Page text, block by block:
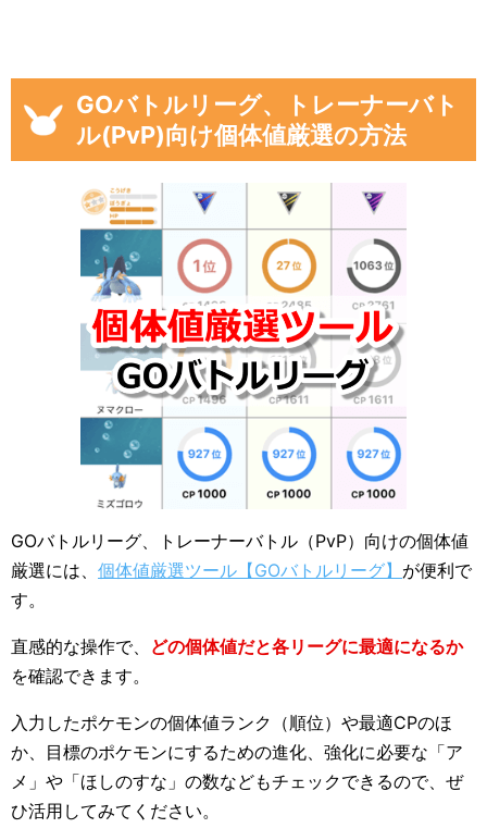
GOバトルリーグ、トレーナーバト
ル(PvP)向け個体値厳選の方法
GOバトルリーグ、トレーナーバトル（PvP）向けの個体値
厳選には、 個体値厳選ツール【GOバトルリーグ】 が便利で
す。
直感的な操作で、 どの個体値だと各リーグに最適になるか
を確認できます。
入力したポケモンの個体値ランク（順位）や最適CPのほ
か、目標のポケモンにするための進化、強化に必要な「ア
メ」や「ほしのすな」の数などもチェックできるので、ぜ
ひ活用してみてください。